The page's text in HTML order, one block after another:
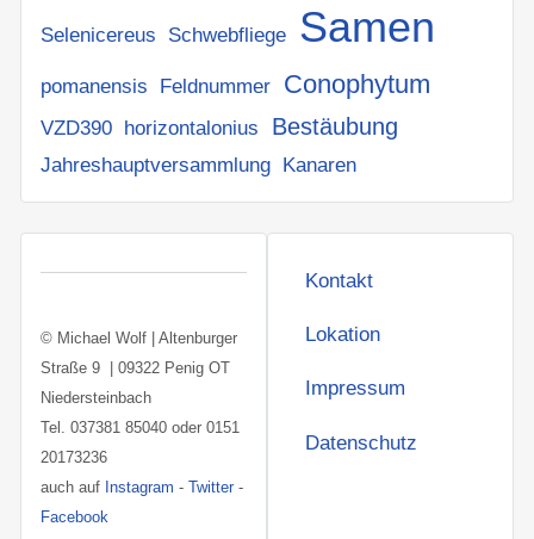
Selenicereus Schwebfliege Samen
pomanensis Feldnummer Conophytum
VZD390 horizontalonius Bestäubung
Jahreshauptversammlung Kanaren
© Michael Wolf | Altenburger
Straße 9 | 09322 Penig OT
Niedersteinbach
Tel. 037381 85040 oder 0151
20173236
auch auf Instagram - Twitter-
Facebook
Kontakt
Lokation
Impressum
Datenschutz